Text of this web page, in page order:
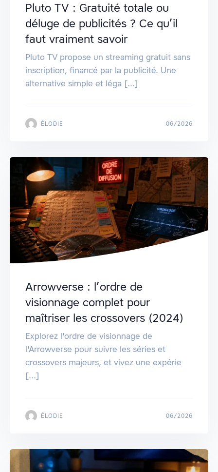
Pluto TV : Gratuité totale ou
déluge de publicités ? Ce qu’il
faut vraiment savoir
Pluto TV propose un streaming gratuit sans
inscription, financé par la publicité. Une
alternative simple et léga [...]
ÉLODIE 06/2026
Arrowverse : l’ordre de
visionnage complet pour
maîtriser les crossovers (2024)
Explorez l'ordre de visionnage de
l'Arrowverse pour suivre les séries et
crossovers majeurs, et vivez une expérie
[...]
ÉLODIE 06/2026